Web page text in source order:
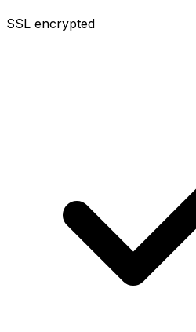
SSL encrypted